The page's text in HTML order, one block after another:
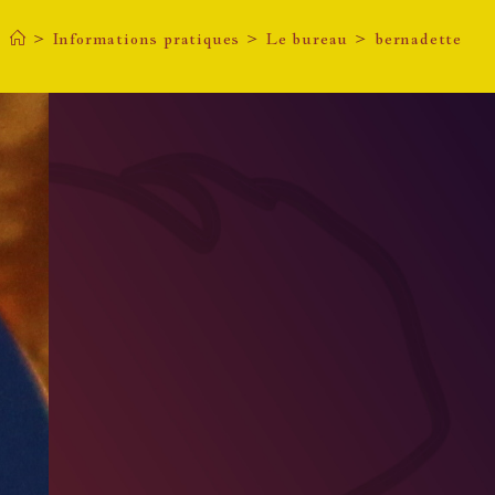
> Informations pratiques > Le bureau > bernadette